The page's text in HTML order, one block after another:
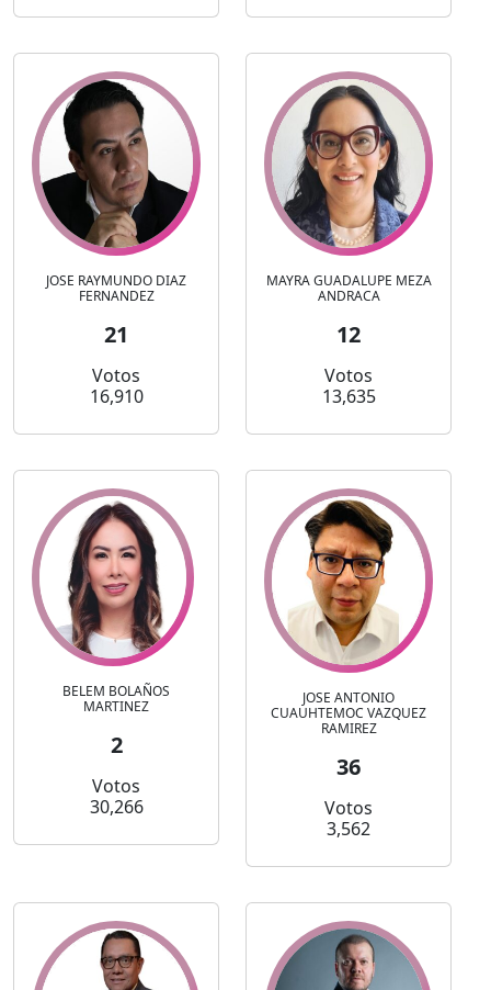
JOSE RAYMUNDO DIAZ
FERNANDEZ
21
Votos
16,910
MAYRA GUADALUPE MEZA
ANDRACA
12
Votos
13,635
BELEM BOLAÑOS
MARTINEZ
2
Votos
30,266
JOSE ANTONIO
CUAUHTEMOC VAZQUEZ
RAMIREZ
36
Votos
3,562